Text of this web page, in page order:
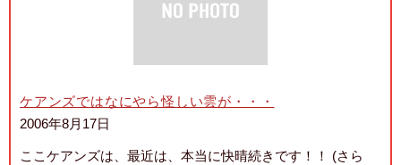
ケアンズではなにやら怪しい雲が・・・
2006年8月17日
ここケアンズは、最近は、本当に快晴続きです！！ (さら